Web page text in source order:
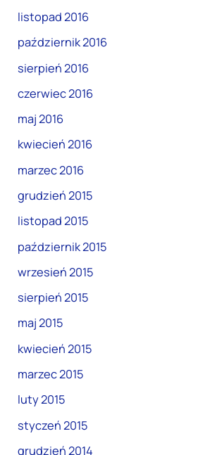
listopad 2016
październik 2016
sierpień 2016
czerwiec 2016
maj 2016
kwiecień 2016
marzec 2016
grudzień 2015
listopad 2015
październik 2015
wrzesień 2015
sierpień 2015
maj 2015
kwiecień 2015
marzec 2015
luty 2015
styczeń 2015
grudzień 2014